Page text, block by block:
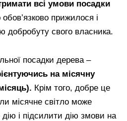
всі умови посадки
прижилося і
добробуту свого власника.
посадки дерева –
на місячну
Крім того, добре це
місячне світло може
і підсилити дію змови на